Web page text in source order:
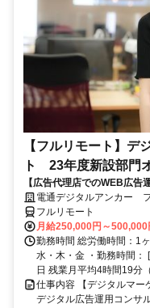
【フルリモート】デ
ト 23年度新設部門
【広告代理店でのWEB広
G／全国×完全在宅／年休
電通デジタルアンカー
フルリモート
月給250,000円～500,000
勤務時間 総労働時間：1
水・木・金 ・勤務時間：
日 残業月平均4時間19分
仕事内容 【デジタルマー
デジタル広告運用コンサ